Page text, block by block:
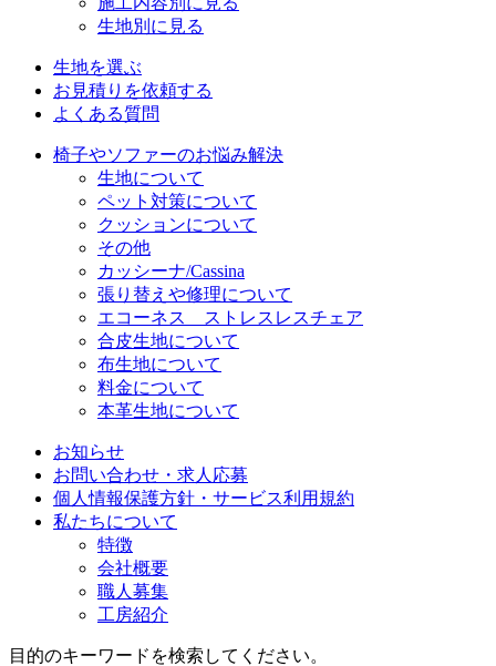
生地別に見る
生地を選ぶ
お見積りを依頼する
よくある質問
椅子やソファーのお悩み解決
生地について
ペット対策について
クッションについて
その他
カッシーナ/Cassina
張り替えや修理について
エコーネス ストレスレスチェア
合皮生地について
布生地について
料金について
本革生地について
お知らせ
お問い合わせ・求人応募
個人情報保護方針・サービス利用規約
私たちについて
特徴
会社概要
職人募集
工房紹介
目的のキーワードを検索してください。